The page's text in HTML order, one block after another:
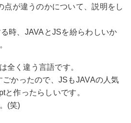
点が違うのかについて、説明をし
時、JAVAとJSを紛らわしいか
全く違う言語です。
ごかったので、JSもJAVAの人気
と作ったらしいです。
(笑)